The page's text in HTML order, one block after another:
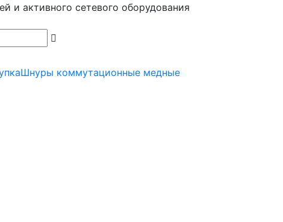
и активного сетевого оборудования
Шнуры коммутационные медные